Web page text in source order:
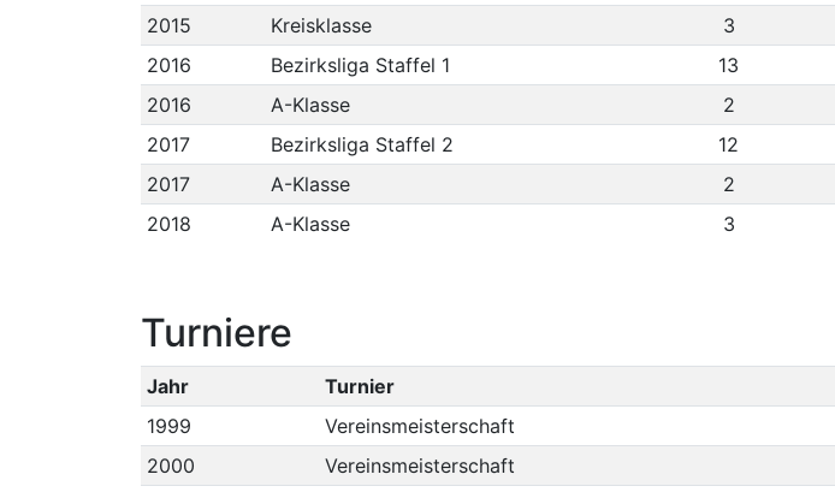
2015
Kreisklasse 3
2016
Bezirksliga Staffel 1 13
2016
A-Klasse 2
2017
Bezirksliga Staffel 2 12
2017
A-Klasse 2
2018
A-Klasse 3
Turniere
Jahr Turnier
1999
Vereinsmeisterschaft
2000
Vereinsmeisterschaft